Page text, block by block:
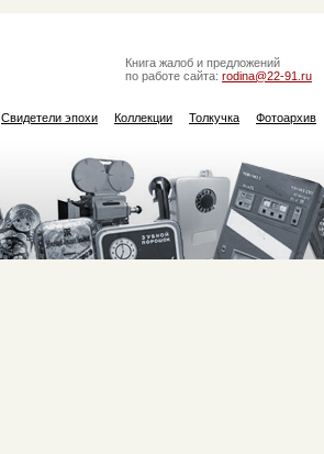
Книга жалоб и предложений
по работе сайта: rodina@22-91.ru
Свидетели эпохи Коллекции Толкучка Фотоархив